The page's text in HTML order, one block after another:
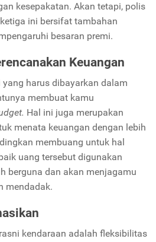
kesepakatan. Akan tetapi, polis
ini bersifat tambahan
besaran premi.
Keuangan
yang harus dibayarkan dalam
membuat kamu
Hal ini juga merupakan
menata keuangan dengan lebih
membuang untuk hal
uang tersebut digunakan
berguna dan akan menjagamu
mendadak.
kendaraan adalah fleksibilitas